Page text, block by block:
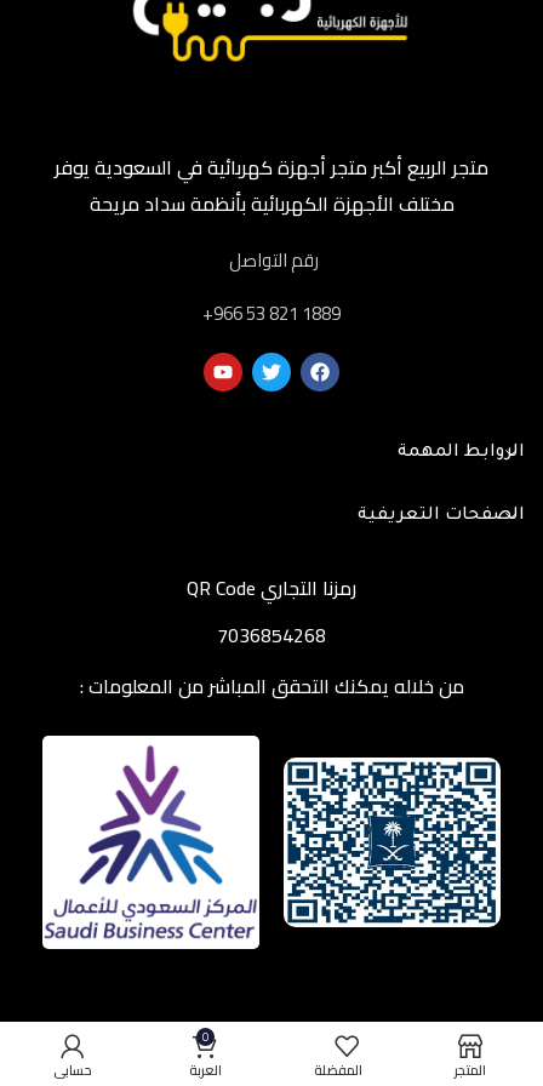
متجر الربيع أكبر متجر أجهزة كهربائية في السعودية يوفر
مختلف الأجهزة الكهربائية بأنظمة سداد مريحة
رقم التواصل
‎+966 53 821 1889
الروابط المهمة
الصفحات التعريفية
رمزنا التجاري QR Code
7036854268
من خلاله يمكنك التحقق المباشر من المعلومات :
المتجر المفضلة
0
العربة حسابي